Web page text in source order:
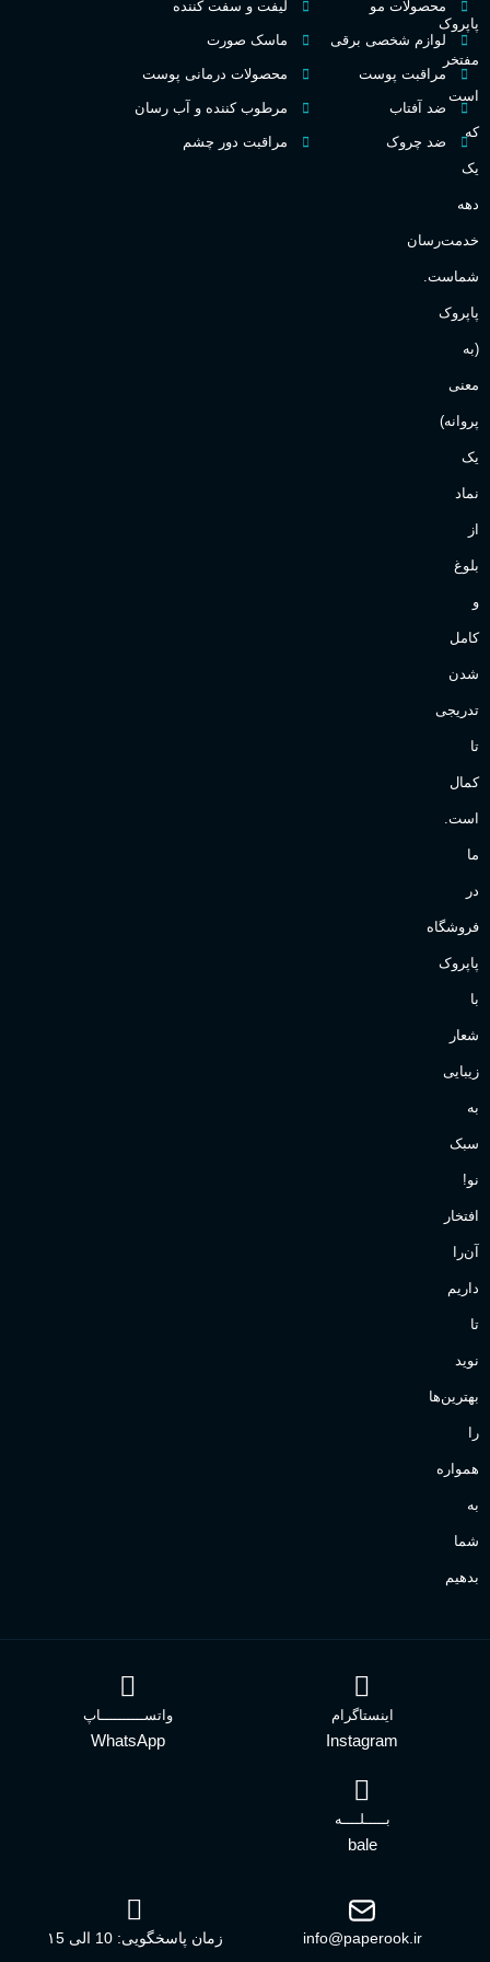
غلظت
اکسترکت دو پرفیوم
گروه بویایی میوه ای
مناسب برای
آقایان
پاپروک
مفتخر
است
که
یک
دهه
خدمت‌رسان
شماست.
پاپروک
(به
معنی
پروانه)
یک
نماد
از
بلوغ
و
کامل
شدن
تدریجی
تا
کمال
است.
ما
در
فروشگاه
پاپروک
با
شعار
زیبایی
به
سبک
نو!
افتخار
آن‌را
داریم
تا
نوید
بهترین‌ها
را
همواره
به
شما
بدهیم
محصولات مو
لوازم شخصی برقی
مراقبت پوست
ضد آفتاب
ضد چروک
لیفت و سفت کننده
ماسک صورت
محصولات درمانی پوست
مرطوب کننده و آب رسان
مراقبت دور چشم
اینستاگرام
Instagram
واتســــــــــاپ
WhatsApp
بـــــلــــه
bale
info@paperook.ir زمان پاسخگویی: 10 الی ۱5